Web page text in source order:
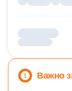
Важно